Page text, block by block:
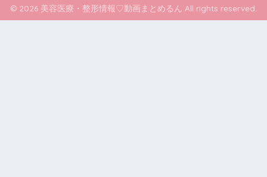
© 2026 美容医療・整形情報♡動画まとめるん All rights reserved.